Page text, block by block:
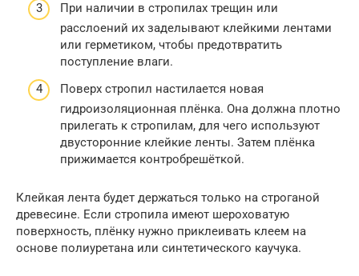
При наличии в стропилах трещин или
расслоений их заделывают клейкими лентами
или герметиком, чтобы предотвратить
поступление влаги.
Поверх стропил настилается новая
гидроизоляционная плёнка. Она должна плотно
прилегать к стропилам, для чего используют
двусторонние клейкие ленты. Затем плёнка
прижимается контробрешёткой.
Клейкая лента будет держаться только на строганой
древесине. Если стропила имеют шероховатую
поверхность, плёнку нужно приклеивать клеем на
основе полиуретана или синтетического каучука.